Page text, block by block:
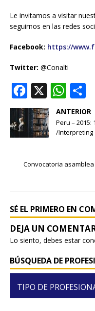
Le invitamos a visitar
seguirnos en las redes
Facebook: https://
Twitter: @Conalti
F
a
c
e
o
X W
h
at
s
p
h
e
ANTERIOR
Peru – 2015:
/Interpreting
Convocatoria
SÉ EL PRIMERO EN
Lo siento, debes estar
BÚSQUEDA DE
TIPO DE